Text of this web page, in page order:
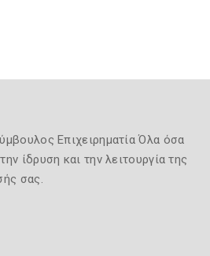
Επιχειρηματία Όλα όσα
ίδρυση και την λειτουργία της
σας.